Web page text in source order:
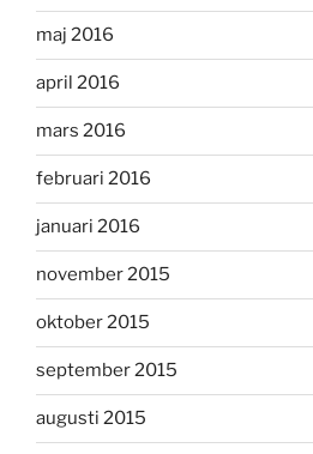
maj 2016
april 2016
mars 2016
februari 2016
januari 2016
november 2015
oktober 2015
september 2015
augusti 2015